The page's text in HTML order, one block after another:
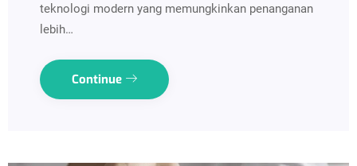
teknologi modern yang memungkinkan penanganan
lebih…
Continue